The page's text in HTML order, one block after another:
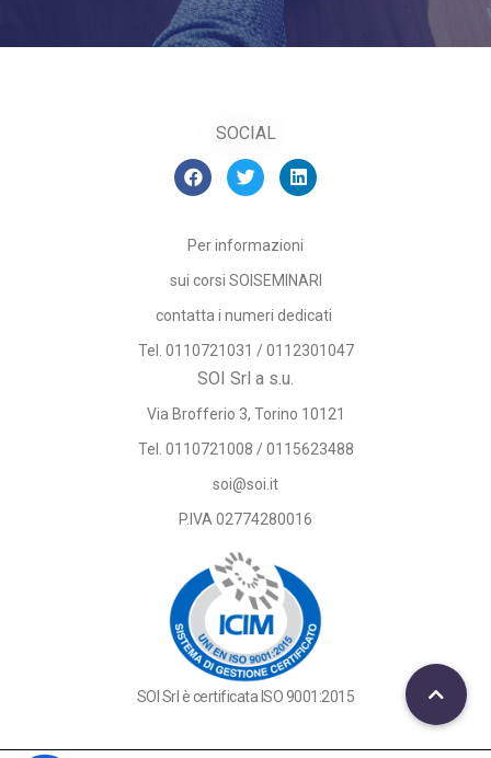
SOCIAL
Per informazioni
sui corsi SOISEMINARI
contatta i numeri dedicati
Tel. 0110721031 / 0112301047
SOI Srl a s.u.
Via Brofferio 3, Torino 10121
Tel. 0110721008 / 0115623488
soi@soi.it
P.IVA 02774280016
SOI Srl è certificata ISO 9001:2015